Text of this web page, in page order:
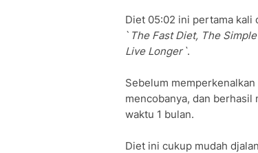
Diet 05:02 ini pertama kali
` The Fast Diet, The
Live Longer`.
Sebelum
mencobanya, dan berhasil
waktu 1 bulan.
Diet ini cukup mudah